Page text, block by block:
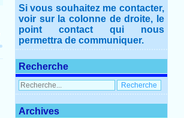
Si vous souhaitez me contacter,
voir sur la colonne de droite, le
point contact qui nous
permettra de communiquer.
Recherche
Archives